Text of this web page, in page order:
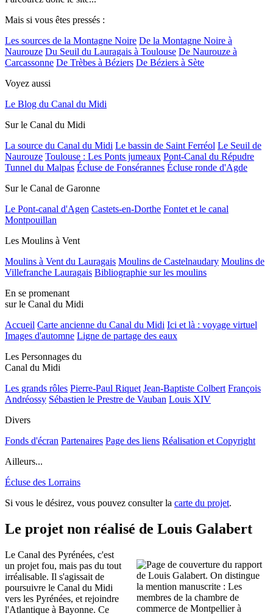
Mais si vous êtes pressés :
Les sources de la Montagne Noire De la Montagne Noire à
Naurouze Du Seuil du Lauragais à Toulouse De Naurouze à
Carcassonne De Trèbes à Béziers De Béziers à Sète
Voyez aussi
Le Blog du Canal du Midi
Sur le Canal du Midi
La source du Canal du Midi Le bassin de Saint Ferréol Le Seuil de
Naurouze Toulouse : Les Ponts jumeaux Pont-Canal du Répudre
Tunnel du Malpas Écluse de Fonsérannes Écluse ronde d'Agde
Sur le Canal de Garonne
Le Pont-canal d'Agen Castets-en-Dorthe Fontet et le canal
Montpouillan
Les Moulins à Vent
Moulins à Vent du Lauragais Moulins de Castelnaudary Moulins de
Villefranche Lauragais Bibliographie sur les moulins
En se promenant
sur le Canal du Midi
Accueil Carte ancienne du Canal du Midi Ici et là : voyage virtuel
Images d'automne Ligne de partage des eaux
Les Personnages du
Canal du Midi
Les grands rôles Pierre-Paul Riquet Jean-Baptiste Colbert François
Andréossy Sébastien le Prestre de Vauban Louis XIV
Divers
Fonds d'écran Partenaires Page des liens Réalisation et Copyright
Ailleurs...
Écluse des Lorrains
Si vous le désirez, vous pouvez consulter la carte du projet.
Le projet non réalisé de Louis Galabert
Le Canal des Pyrénées, c'est
un projet fou, mais pas du tout
irréalisable. Il s'agissait de
poursuivre le Canal du Midi
vers les Pyrénées, et rejoindre
l'Atlantique à Bayonne. Ce